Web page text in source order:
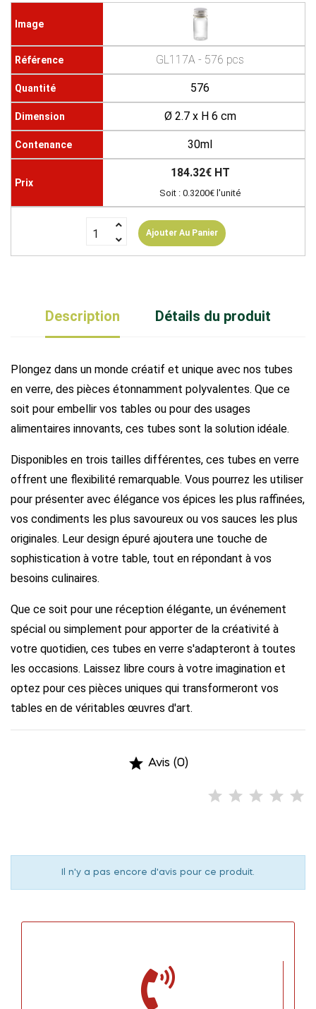
GL117A - 576 pcs
576
Ø 2.7 x H 6 cm
30ml
184.32€ HT
Soit : 0.3200€ l'unité
Ajouter Au Panier
Description Détails du produit
Plongez dans un monde créatif et unique avec nos tubes
en verre, des pièces étonnamment polyvalentes. Que ce
soit pour embellir vos tables ou pour des usages
alimentaires innovants, ces tubes sont la solution idéale.
Disponibles en trois tailles différentes, ces tubes en verre
offrent une flexibilité remarquable. Vous pourrez les utiliser
pour présenter avec élégance vos épices les plus raffinées,
vos condiments les plus savoureux ou vos sauces les plus
originales. Leur design épuré ajoutera une touche de
sophistication à votre table, tout en répondant à vos
besoins culinaires.
Que ce soit pour une réception élégante, un événement
spécial ou simplement pour apporter de la créativité à
votre quotidien, ces tubes en verre s'adapteront à toutes
les occasions. Laissez libre cours à votre imagination et
optez pour ces pièces uniques qui transformeront vos
tables en de véritables œuvres d'art.
 Avis (0)
Il n'y a pas encore d'avis pour ce produit.